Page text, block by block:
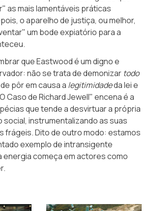
as mais lamentáveis práticas
o aparelho de justiça, ou melhor,
um bode expiatório para a
que Eastwood é um digno e
não se trata de demonizar todo
pôr em causa a legitimidadeda lei e
Caso de Richard Jewell" encena é a
que tende a desvirtuar a própria
instrumentalizando as suas
frágeis. Dito de outro modo: estamos
exemplo de intransigente
energia começa em actores como